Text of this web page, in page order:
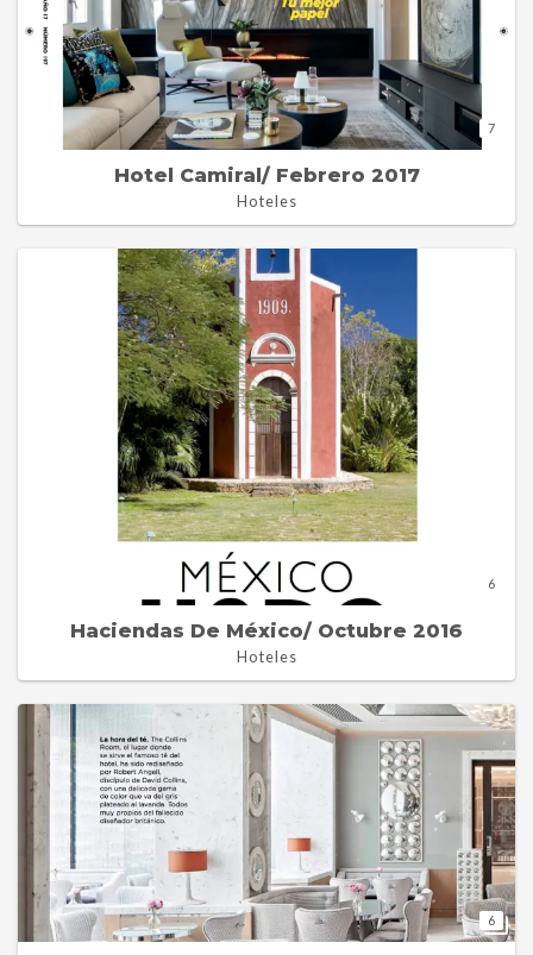
7
Hotel Camiral/ Febrero 2017
Hoteles
6
Haciendas De México/ Octubre 2016
Hoteles
6